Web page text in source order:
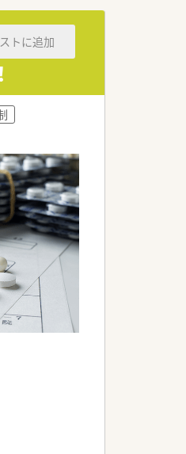
トに追加
も行っ